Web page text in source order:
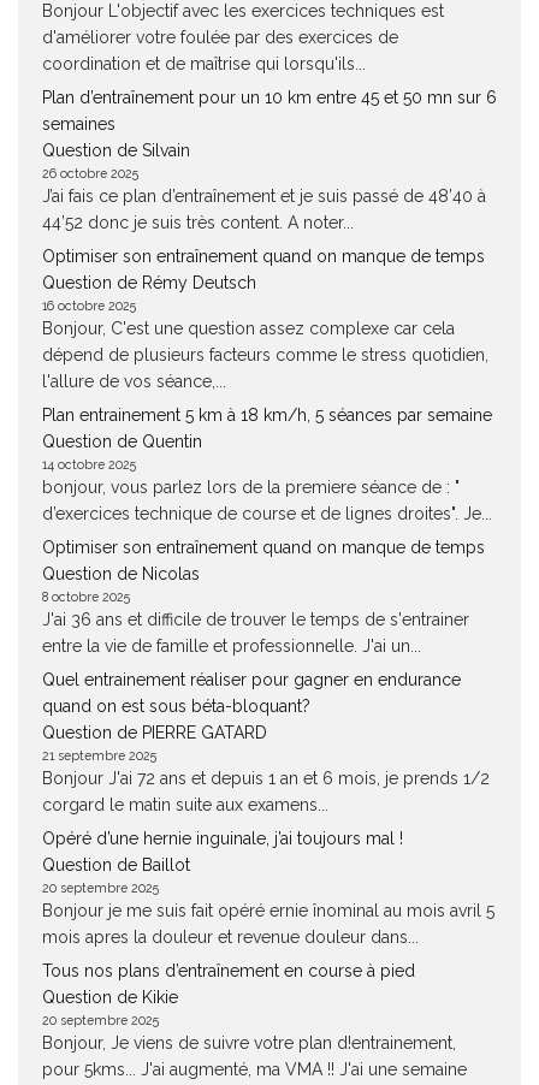
Bonjour L'objectif avec les exercices techniques est
d'améliorer votre foulée par des exercices de
coordination et de maîtrise qui lorsqu'ils...
Plan d’entraînement pour un 10 km entre 45 et 50 mn sur 6
semaines
Question de Silvain
26 octobre 2025
J’ai fais ce plan d’entraînement et je suis passé de 48’40 à
44’52 donc je suis très content. A noter...
Optimiser son entraînement quand on manque de temps
Question de Rémy Deutsch
16 octobre 2025
Bonjour, C'est une question assez complexe car cela
dépend de plusieurs facteurs comme le stress quotidien,
l'allure de vos séance,...
Plan entrainement 5 km à 18 km/h, 5 séances par semaine
Question de Quentin
14 octobre 2025
bonjour, vous parlez lors de la premiere séance de : "
d’exercices technique de course et de lignes droites". Je...
Optimiser son entraînement quand on manque de temps
Question de Nicolas
8 octobre 2025
J'ai 36 ans et difficile de trouver le temps de s'entrainer
entre la vie de famille et professionnelle. J'ai un...
Quel entrainement réaliser pour gagner en endurance
quand on est sous béta-bloquant?
Question de PIERRE GATARD
21 septembre 2025
Bonjour J'ai 72 ans et depuis 1 an et 6 mois, je prends 1/2
corgard le matin suite aux examens...
Opéré d’une hernie inguinale, j’ai toujours mal !
Question de Baillot
20 septembre 2025
Bonjour je me suis fait opéré ernie înominal au mois avril 5
mois apres la douleur et revenue douleur dans...
Tous nos plans d’entraînement en course à pied
Question de Kikie
20 septembre 2025
Bonjour, Je viens de suivre votre plan d!entrainement,
pour 5kms... J'ai augmenté, ma VMA !! J'ai une semaine